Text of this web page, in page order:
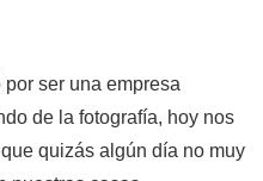
ser una empresa
de la fotografía, hoy nos
quizás algún día no muy